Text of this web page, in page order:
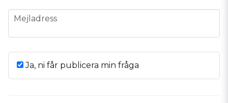
email
Mejladress
Ja, ni får publicera min fråga